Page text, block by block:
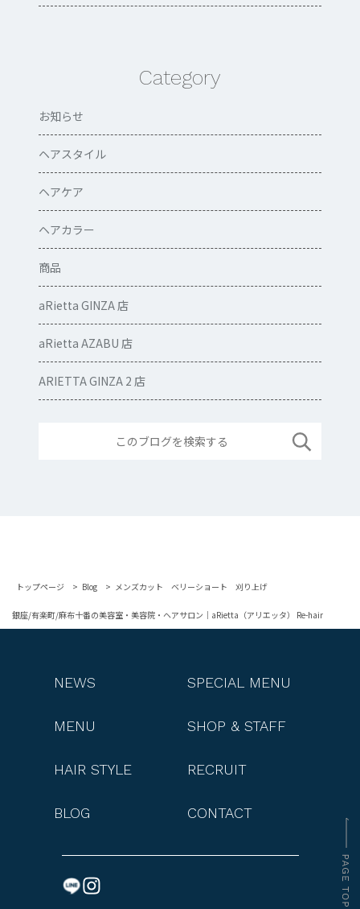
Category
お知らせ
ヘアスタイル
ヘアケア
ヘアカラー
商品
aRietta GINZA 店
aRietta AZABU 店
ARIETTA GINZA 2 店
トップページ Blog メンズカット ベリーショート 刈り上げ
銀座/有楽町/麻布十番の美容室・美容院・ヘアサロン｜aRietta（アリエッタ） Re-hair
NEWS SPECIAL MENU
MENU SHOP & STAFF
HAIR STYLE RECRUIT
BLOG CONTACT